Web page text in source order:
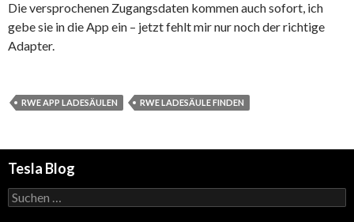
Die versprochenen Zugangsdaten kommen auch sofort, ich
gebe sie in die App ein – jetzt fehlt mir nur noch der richtige
Adapter.
RWE APP LADESÄULEN RWE LADESÄULE FINDEN
Tesla Blog
Suchen
nach: